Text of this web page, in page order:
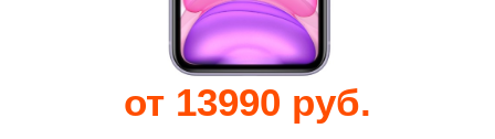
от 13990 руб.